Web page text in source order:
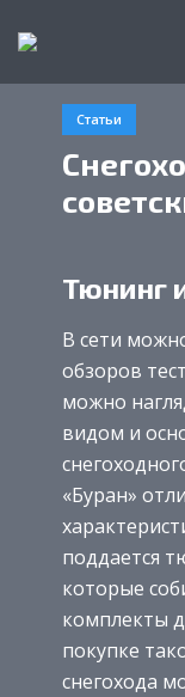
Статьи
Тюнинг
В сети
обзоров
можно
видом и
«Буран»
поддается
которые
комплекты
покупке
снегохода